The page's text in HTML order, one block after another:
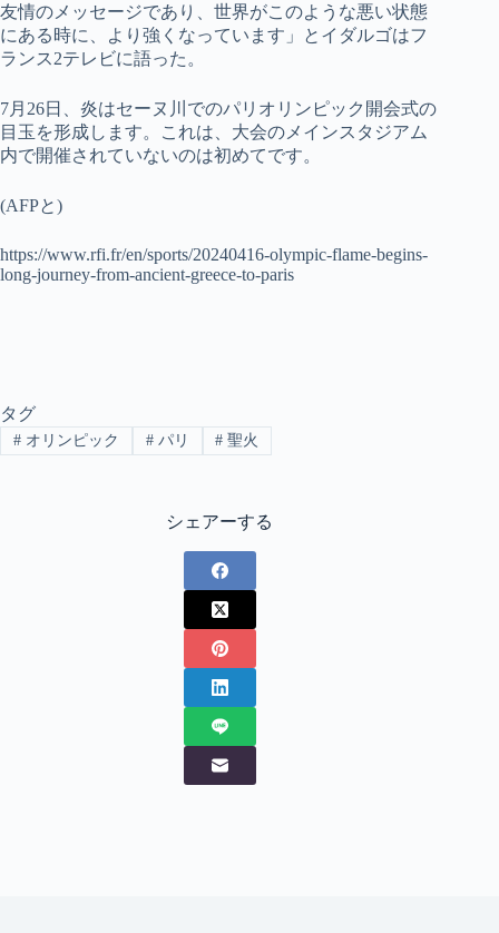
友情のメッセージであり、世界がこのような悪い状態
にある時に、より強くなっています」とイダルゴはフ
ランス2テレビに語った。
7月26日、炎はセーヌ川でのパリオリンピック開会式の
目玉を形成します。これは、大会のメインスタジアム
内で開催されていないのは初めてです。
(AFPと)
https://www.rfi.fr/en/sports/20240416-olympic-flame-begins-
long-journey-from-ancient-greece-to-paris
タグ
#オリンピック #パリ # 聖火
シェアーする